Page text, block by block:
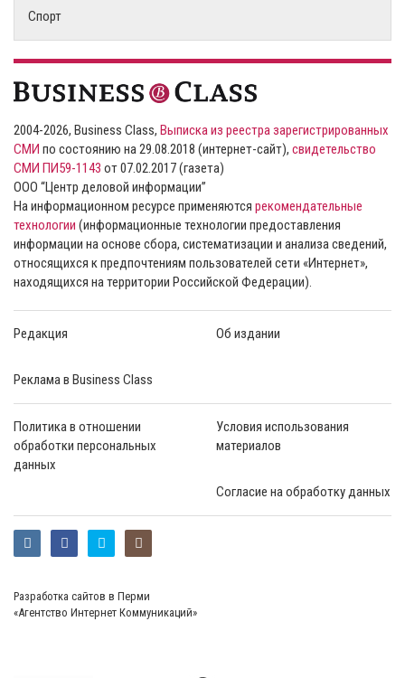
Спорт
2004-2026, Business Class, Выписка из реестра зарегистрированных
СМИ по состоянию на 29.08.2018 (интернет-сайт), свидетельство
СМИ ПИ59-1143 от 07.02.2017 (газета)
ООО “Центр деловой информации”
На информационном ресурсе применяются рекомендательные
технологии (информационные технологии предоставления
информации на основе сбора, систематизации и анализа сведений,
относящихся к предпочтениям пользователей сети «Интернет»,
находящихся на территории Российской Федерации).
Редакция Об издании
Реклама в Business Class
Политика в отношении
обработки персональных
данных
Условия использования
материалов
Согласие на обработку данных
Разработка сайтов в Перми
«Агентство Интернет Коммуникаций»